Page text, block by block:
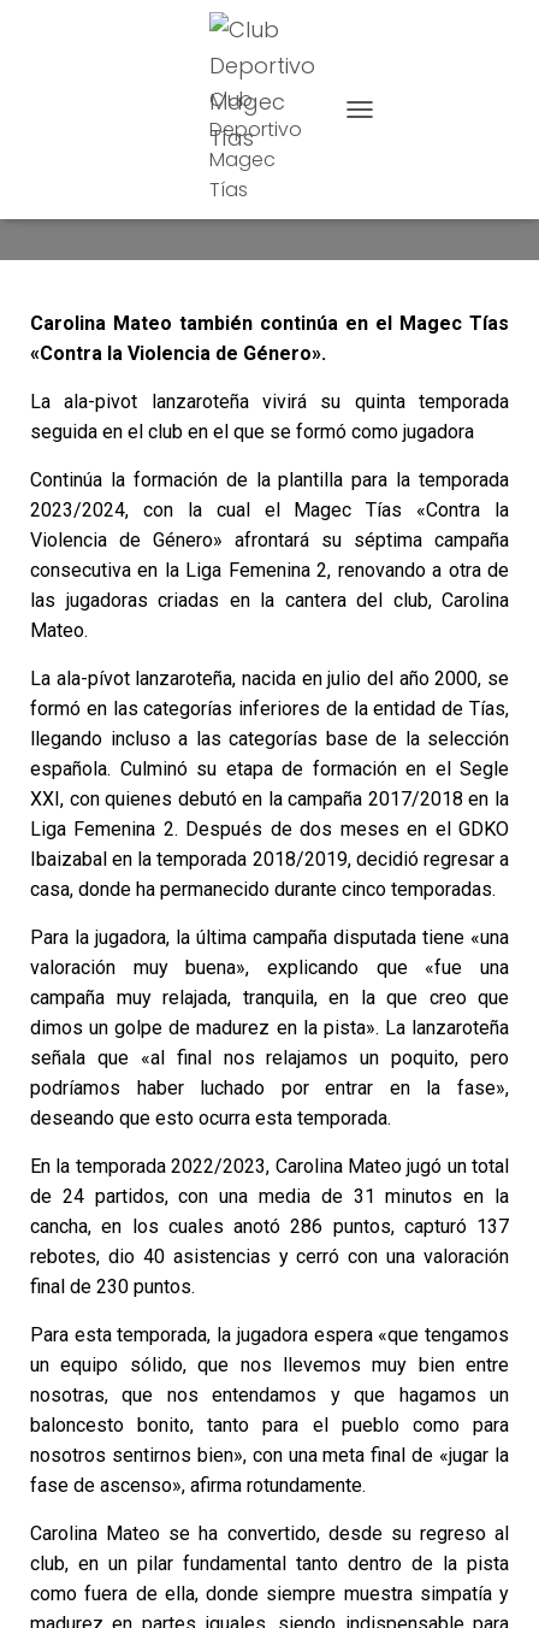
Club
Deportivo
Magec
Tías
Carolina continúa
Carolina Mateo también continúa en el Magec Tías
«Contra la Violencia de Género».
La ala-pivot lanzaroteña vivirá su quinta temporada
seguida en el club en el que se formó como jugadora
Continúa la formación de la plantilla para la temporada
2023/2024, con la cual el Magec Tías «Contra la
Violencia de Género» afrontará su séptima campaña
consecutiva en la Liga Femenina 2, renovando a otra de
las jugadoras criadas en la cantera del club, Carolina
Mateo.
La ala-pívot lanzaroteña, nacida en julio del año 2000, se
formó en las categorías inferiores de la entidad de Tías,
llegando incluso a las categorías base de la selección
española. Culminó su etapa de formación en el Segle
XXI, con quienes debutó en la campaña 2017/2018 en la
Liga Femenina 2. Después de dos meses en el GDKO
Ibaizabal en la temporada 2018/2019, decidió regresar a
casa, donde ha permanecido durante cinco temporadas.
Para la jugadora, la última campaña disputada tiene «una
valoración muy buena», explicando que «fue una
campaña muy relajada, tranquila, en la que creo que
dimos un golpe de madurez en la pista». La lanzaroteña
señala que «al final nos relajamos un poquito, pero
podríamos haber luchado por entrar en la fase»,
deseando que esto ocurra esta temporada.
En la temporada 2022/2023, Carolina Mateo jugó un total
de 24 partidos, con una media de 31 minutos en la
cancha, en los cuales anotó 286 puntos, capturó 137
rebotes, dio 40 asistencias y cerró con una valoración
final de 230 puntos.
Para esta temporada, la jugadora espera «que tengamos
un equipo sólido, que nos llevemos muy bien entre
nosotras, que nos entendamos y que hagamos un
baloncesto bonito, tanto para el pueblo como para
nosotros sentirnos bien», con una meta final de «jugar la
fase de ascenso», afirma rotundamente.
Carolina Mateo se ha convertido, desde su regreso al
club, en un pilar fundamental tanto dentro de la pista
como fuera de ella, donde siempre muestra simpatía y